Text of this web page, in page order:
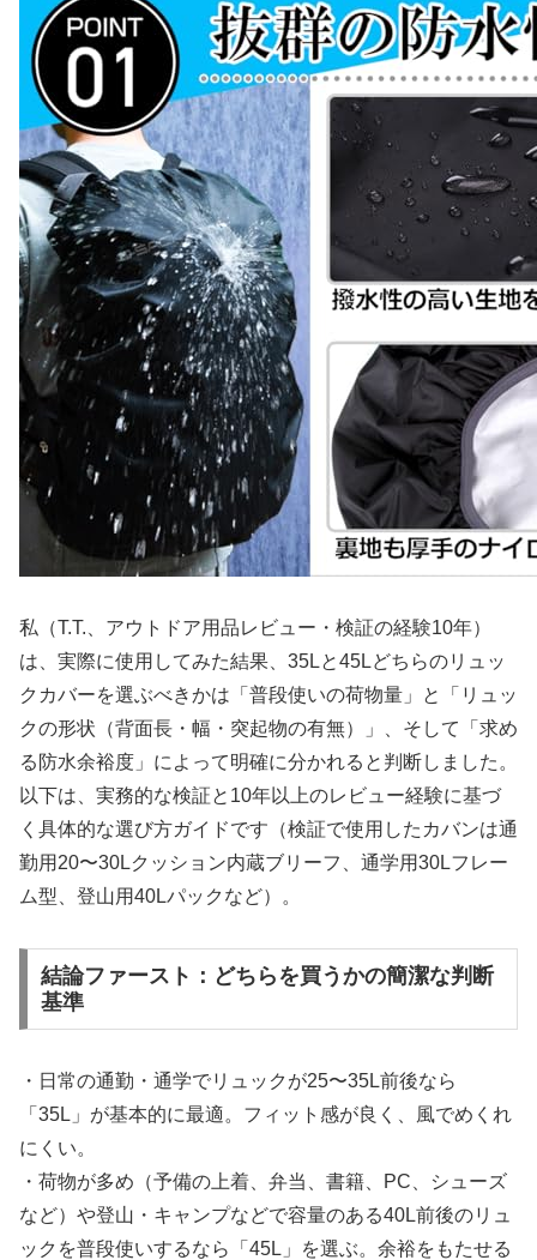
私（T.T.、アウトドア用品レビュー・検証の経験10年）
は、実際に使用してみた結果、35Lと45Lどちらのリュッ
クカバーを選ぶべきかは「普段使いの荷物量」と「リュッ
クの形状（背面長・幅・突起物の有無）」、そして「求め
る防水余裕度」によって明確に分かれると判断しました。
以下は、実務的な検証と10年以上のレビュー経験に基づ
く具体的な選び方ガイドです（検証で使用したカバンは通
勤用20〜30Lクッション内蔵ブリーフ、通学用30Lフレー
ム型、登山用40Lパックなど）。
結論ファースト：どちらを買うかの簡潔な判断
基準
・日常の通勤・通学でリュックが25〜35L前後なら
「35L」が基本的に最適。フィット感が良く、風でめくれ
にくい。
・荷物が多め（予備の上着、弁当、書籍、PC、シューズ
など）や登山・キャンプなどで容量のある40L前後のリュ
ックを普段使いするなら「45L」を選ぶ。余裕をもたせる